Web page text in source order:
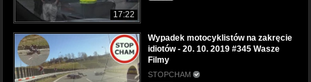
17:22
Wypadek motocyklistów na zakręcie
idiotów - 20. 10. 2019 #345 Wasze
Filmy
STOPCHAM